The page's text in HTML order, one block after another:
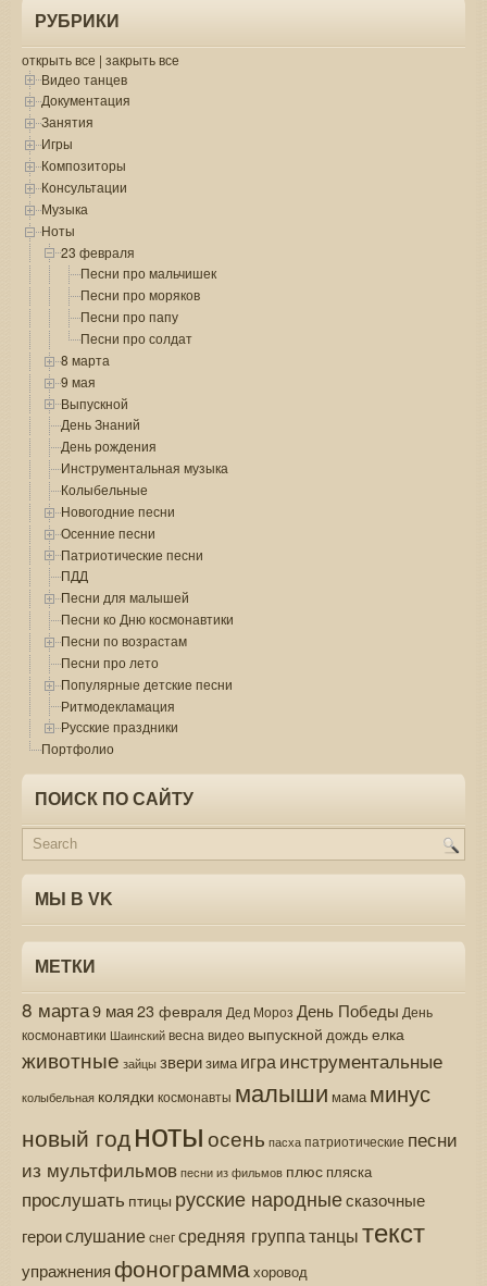
РУБРИКИ
открыть все | закрыть все
Видео танцев
Документация
Занятия
Игры
Композиторы
Консультации
Музыка
Ноты
23 февраля
Песни про мальчишек
Песни про моряков
Песни про папу
Песни про солдат
8 марта
9 мая
Выпускной
День Знаний
День рождения
Инструментальная музыка
Колыбельные
Новогодние песни
Осенние песни
Патриотические песни
ПДД
Песни для малышей
Песни ко Дню космонавтики
Песни по возрастам
Песни про лето
Популярные детские песни
Ритмодекламация
Русские праздники
Портфолио
ПОИСК ПО САЙТУ
МЫ В VK
МЕТКИ
8 марта9 мая 23 февраля Дед Мороз День Победы День
космонавтики Шаинскийвесна видео выпускной дождь елка
животные зайцы зверизима играинструментальные
колыбельная колядки космонавты малыши мама минус
новый годнотыосень пасха патриотические песни
из мультфильмов песни из фильмов плюс пляска
прослушать птицы русские народныесказочные
героислушаниеснегсредняя группатанцытекст
упражнения фонограммахоровод